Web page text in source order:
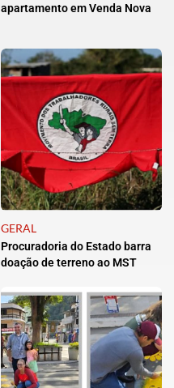
apartamento em Venda Nova
GERAL
Procuradoria do Estado barra
doação de terreno ao MST